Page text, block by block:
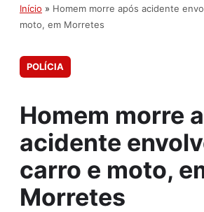
Início » Homem morre após acidente
moto, em Morretes
POLÍCIA
Homem morre
acidente
carro e moto,
Morretes